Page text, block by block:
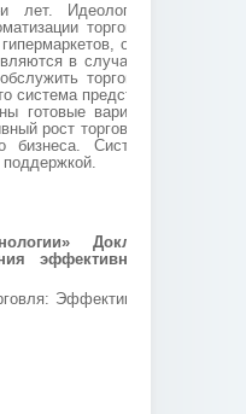
Идеологические начала
торговых предприятий
оптовых торговых
в случае ее применения
торговое предприятие
система представляет собой не
готовые варианты технологий
рост торгового предприятия,
Система отличается
поддержкой.
Доклад на тему:
эффективности торгового
Эффективная организация